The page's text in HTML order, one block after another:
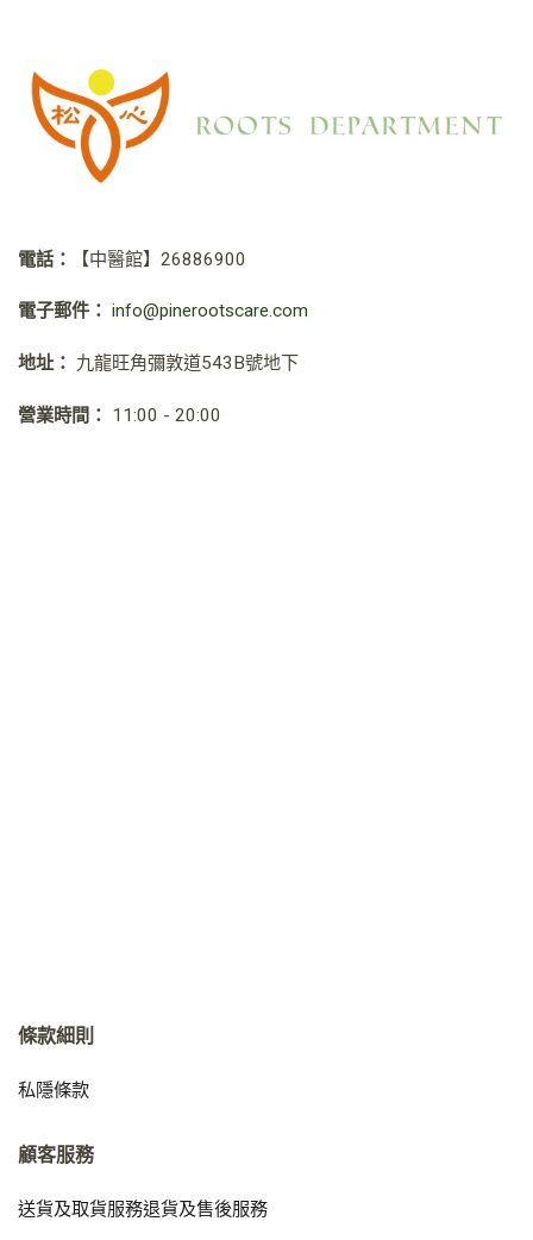
電話： 【中醫館】 26886900
電子郵件： info@pinerootscare.com
地址： 九龍旺角彌敦道543B號地下
營業時間： 11:00 - 20:00
條款細則
私隱條款
顧客服務
送貨及取貨服務退貨及售後服務